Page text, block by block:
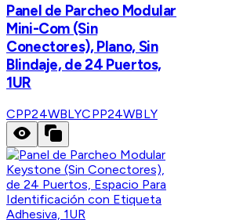
Panel de Parcheo Modular
Mini-Com (Sin
Conectores), Plano, Sin
Blindaje, de 24 Puertos,
1UR
CPP24WBLYCPP24WBLY